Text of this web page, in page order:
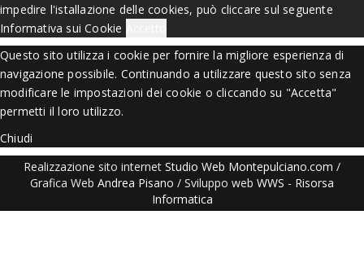
impedire l'istallazione delle cookies, può cliccare sul seguente
Informativa sui Cookie
Questo sito utilizza i cookie per fornire la migliore esperienza di
navigazione possibile. Continuando a utilizzare questo sito senza
modificare le impostazioni dei cookie o cliccando su "Accetta"
permetti il loro utilizzo.
Chiudi
Realizzazione sito internet Studio Web Montepulciano.com /
Grafica Web Andrea Pisano / Sviluppo web WWS - Risorsa
Informatica